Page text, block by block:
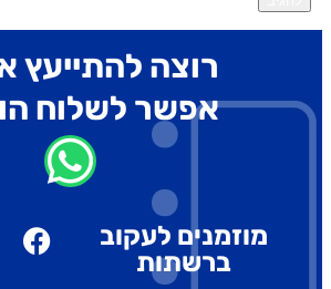
רוצה להתייעץ
אפשר לשלוח
מוזמנים לעקוב
ברשתות